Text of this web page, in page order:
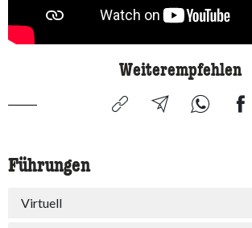
Weiterempfehlen
Führungen
Virtuell